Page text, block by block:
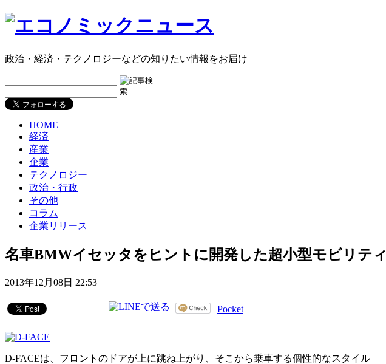
政治・経済・テクノロジーなどの知りたい情報をお届け
HOME
経済
産業
企業
テクノロジー
政治・行政
その他
コラム
企業リリース
名車BMWイセッタをヒントに開発した超小型モビリティ
2013年12月08日 22:53
Pocket
D-FACEは、フロントのドアが上に跳ね上がり、そこから乗車する個性的なスタイル